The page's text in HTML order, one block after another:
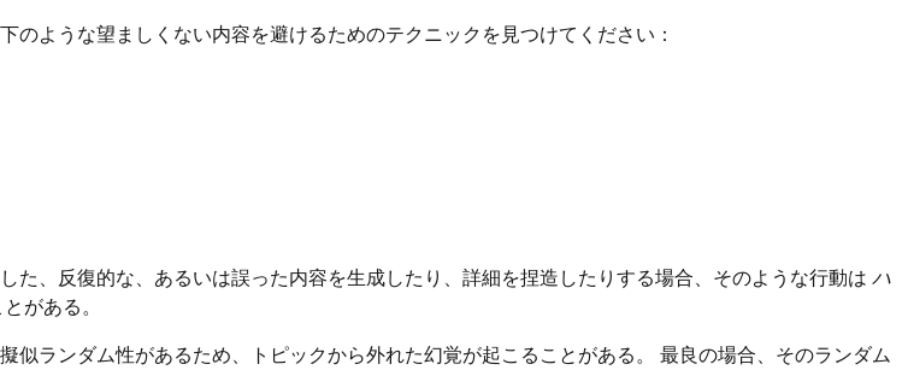
のような望ましくない内容を避けるためのテクニックを見つけてください：
た、反復的な、あるいは誤った内容を生成したり、詳細を捏造したりする場合、そのような行動は ハ
がある。
似ランダム性があるため、トピックから外れた幻覚が起こることがある。 最良の場合、そのランダム